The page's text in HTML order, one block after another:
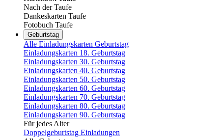
Nach der Taufe
Dankeskarten Taufe
Fotobuch Taufe
Geburtstag
Alle Einladungskarten Geburtstag
Einladungskarten 18. Geburtstag
Einladungskarten 30. Geburtstag
Einladungskarten 40. Geburtstag
Einladungskarten 50. Geburtstag
Einladungskarten 60. Geburtstag
Einladungskarten 70. Geburtstag
Einladungskarten 80. Geburtstag
Einladungskarten 90. Geburtstag
Für jedes Alter
Doppelgeburtstag Einladungen